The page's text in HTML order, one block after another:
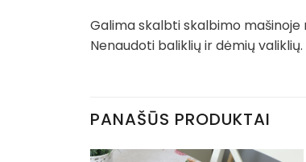
Galima skalbti skalbimo
Nenaudoti baliklių ir dėmių
PANAŠŪS PRODUKTAI